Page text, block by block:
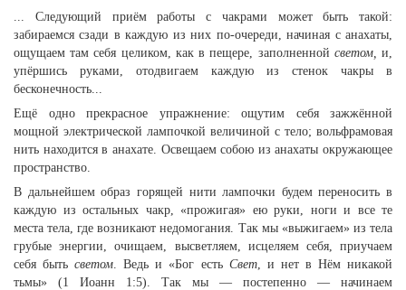
... Следующий приём работы с чакрами может быть такой:
забираемся сзади в каждую из них по-очереди, начиная с анахаты,
ощущаем там себя целиком, как в пещере, заполненной светом, и,
упёршись руками, отодвигаем каждую из стенок чакры в
бесконечность...
Ещё одно прекрасное упражнение: ощутим себя зажжённой
мощной электрической лампочкой величиной с тело; вольфрамовая
нить находится в анахате. Освещаем собою из анахаты окружающее
пространство.
В дальнейшем образ горящей нити лампочки будем переносить в
каждую из остальных чакр, «прожигая» ею руки, ноги и все те
места тела, где возникают недомогания. Так мы «выжигаем» из тела
грубые энергии, очищаем, высветляем, исцеляем себя, приучаем
себя бытьсветом. Ведь и «Бог есть Свет, и нет в Нём никакой
тьмы» (1 Иоанн 1:5). Так мы — постепенно — начинаем